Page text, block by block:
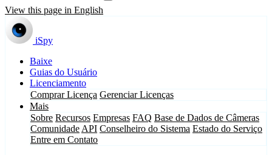
View this page in English
iSpy
Baixe
Guias do Usuário
Licenciamento
Comprar Licença Gerenciar Licenças
Mais
Sobre Recursos Empresas FAQ Base de Dados de Câmeras
Comunidade API Conselheiro do Sistema Estado do Serviço
Entre em Contato